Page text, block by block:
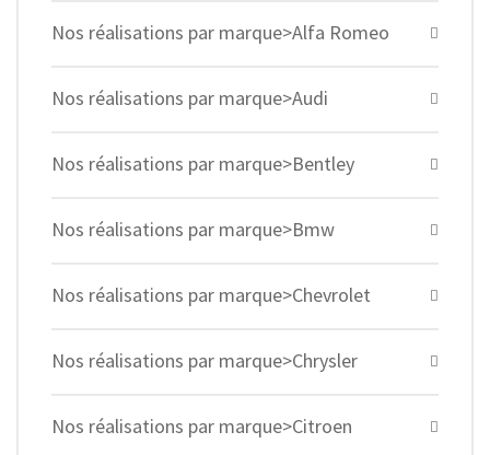
Nos réalisations par marque>Alfa Romeo
Nos réalisations par marque>Audi
Nos réalisations par marque>Bentley
Nos réalisations par marque>Bmw
Nos réalisations par marque>Chevrolet
Nos réalisations par marque>Chrysler
Nos réalisations par marque>Citroen